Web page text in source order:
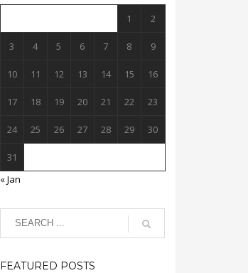
1 2
3 4 5 6 7 8 9
10 11 12 13 14 15 16
17 18 19 20 21 22 23
24 25 26 27 28 29 30
31
« Jan
FEATURED POSTS